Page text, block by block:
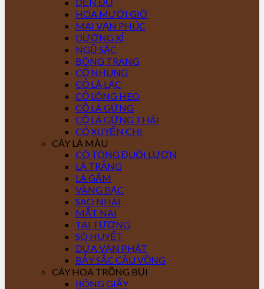
HOA MƯỜI GIỜ
MAI VẠN PHÚC
DƯƠNG XỈ
NGŨ SẮC
BÔNG TRANG
CỎ NHUNG
CỎ LÁ LẠC
CỎ LÔNG HEO
CỎ LÁ GỪNG
CỎ LÁ GỪNG THÁI
CỎ XUYẾN CHI
CÂY LÁ MÀU
CÔ TÒNG ĐUÔI LƯƠN
LÁ TRẮNG
LÁ GẤM
VÀNG BẠC
SAO NHÁI
MẮT NAI
TAI TƯỢNG
SÒ HUYẾT
DỨA VẠN PHÁT
BẢY SẮC CẦU VỒNG
CÂY HOA TRỒNG BỤI
BÔNG GIẤY